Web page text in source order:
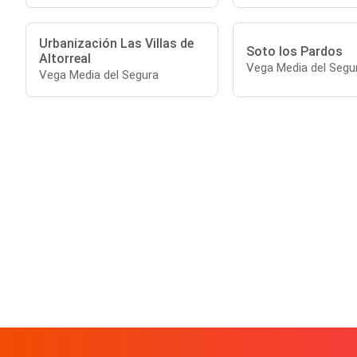
Urbanización Las Villas de
Altorreal
Vega Media del Segura
Soto los Pardos
Vega Media del